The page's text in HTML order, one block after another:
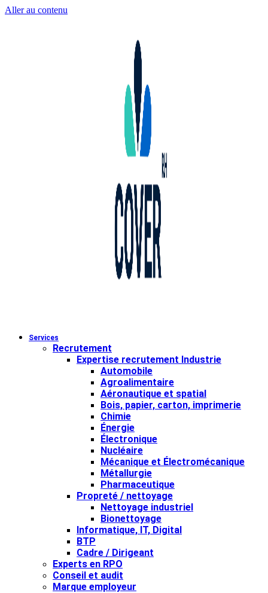
Aller au contenu
Services
Recrutement
Expertise recrutement Industrie
Automobile
Agroalimentaire
Aéronautique et spatial
Bois, papier, carton, imprimerie
Chimie
Énergie
Électronique
Nucléaire
Mécanique et Électromécanique
Métallurgie
Pharmaceutique
Propreté / nettoyage
Nettoyage industriel
Bionettoyage
Informatique, IT, Digital
BTP
Cadre / Dirigeant
Experts en RPO
Conseil et audit
Marque employeur